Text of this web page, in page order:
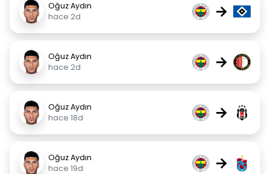
Oğuz Aydın
hace 2d
→
Oğuz Aydın
hace 2d
→
Oğuz Aydın
hace 18d
→
Oğuz Aydın
hace 19d
→